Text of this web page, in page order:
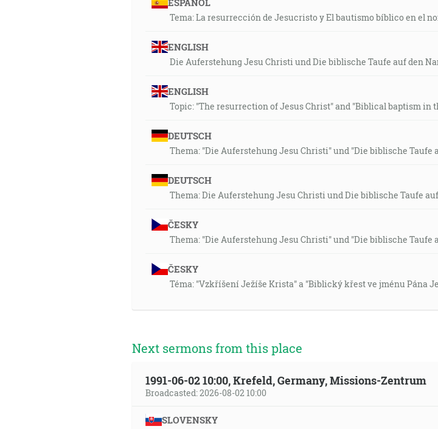
ESPAÑOL
Tema: La resurrección de Jesucristo y El bautismo bíblico en el
ENGLISH
Die Auferstehung Jesu Christi und Die biblische Taufe auf den
ENGLISH
Topic: "The resurrection of Jesus Christ" and "Biblical baptism in
DEUTSCH
Thema: "Die Auferstehung Jesu Christi" und "Die biblische Taufe
DEUTSCH
Thema: Die Auferstehung Jesu Christi und Die biblische Taufe
ČESKY
Thema: "Die Auferstehung Jesu Christi" und "Die biblische Taufe
ČESKY
Téma: "Vzkříšení Ježíše Krista" a "Biblický křest ve jménu Pána
Next sermons from this place
1991-06-02 10:00, Krefeld, Germany, Missions-Zentrum
Broadcasted: 2026-08-02 10:00
SLOVENSKY